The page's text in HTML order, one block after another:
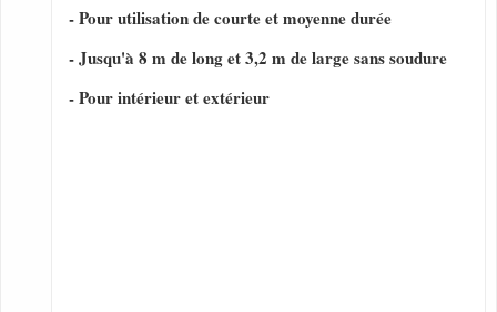
- Pour utilisation de courte et moyenne durée
- Jusqu'à 8 m de long et 3,2 m de large sans soudure
- Pour intérieur et extérieur